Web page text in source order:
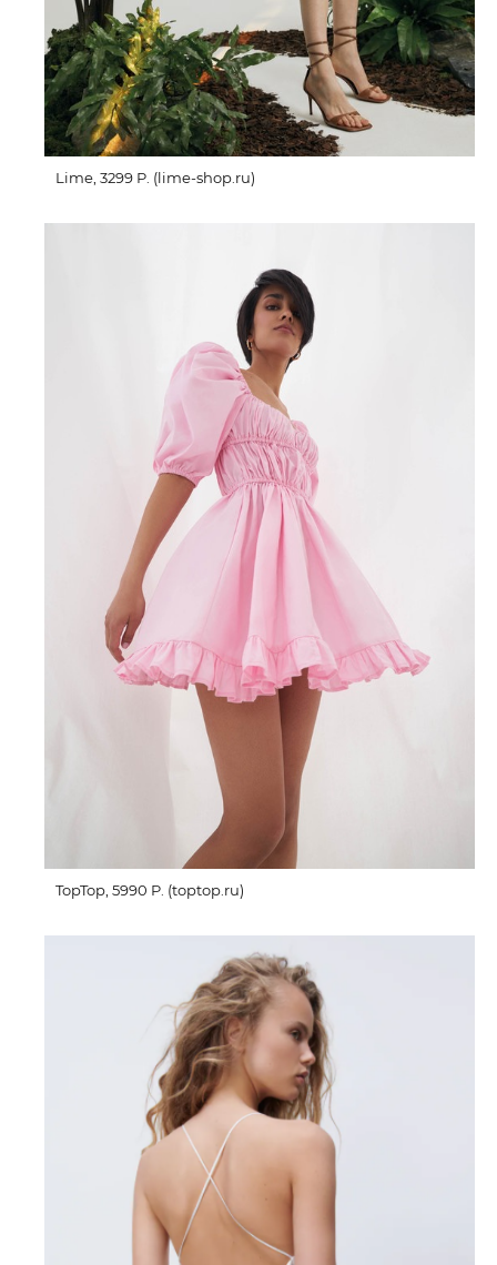
Lime, 3299 P. (lime-shop.ru)
TopTop, 5990 P. (toptop.ru)